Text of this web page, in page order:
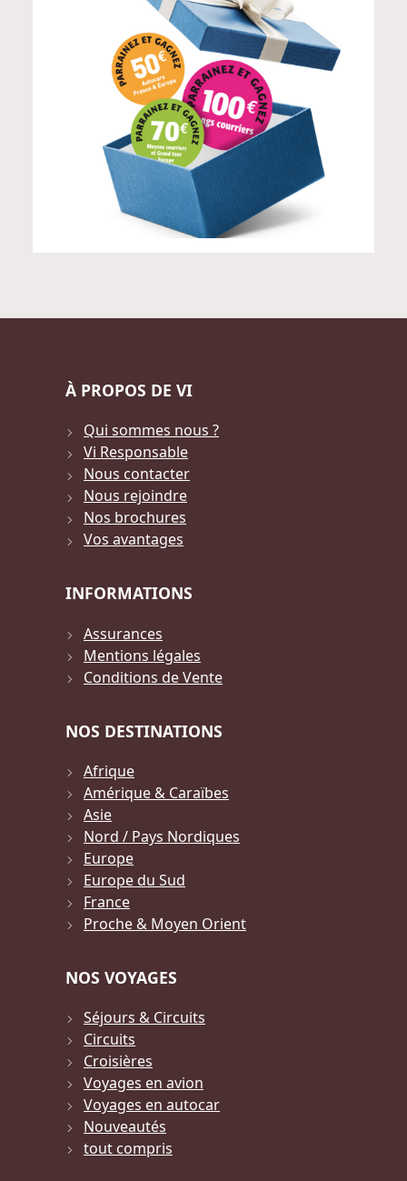
À PROPOS DE VI
Qui sommes nous ?
Vi Responsable
Nous contacter
Nous rejoindre
Nos brochures
Vos avantages
INFORMATIONS
Assurances
Mentions légales
Conditions de Vente
NOS DESTINATIONS
Afrique
Amérique & Caraïbes
Asie
Nord / Pays Nordiques
Europe
Europe du Sud
France
Proche & Moyen Orient
NOS VOYAGES
Séjours & Circuits
Circuits
Croisières
Voyages en avion
Voyages en autocar
Nouveautés
tout compris